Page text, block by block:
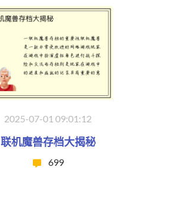
2025-07-01 09:01:12
联机魔兽存档大揭秘
699